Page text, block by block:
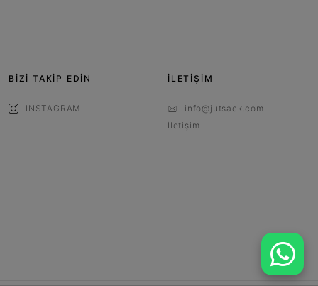
BİZİ TAKİP EDİN
INSTAGRAM
İLETİŞİM
info@jutsack.com
İletişim